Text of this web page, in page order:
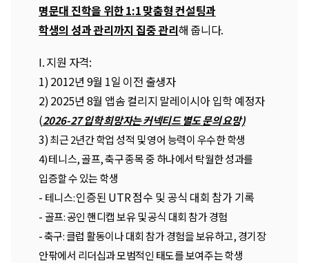
명문대 진학을 위한 1:1 맞춤형 컨설팅과
학생의 성과 관리까지 집중 관리해 줍니다.
I. 지원 자격:
1)2012년 9월 1일 이전 출생자
2)2025년 8월 앱솜 컬리지 말레이시아 입학 예정자
(2026-27 입학 희망자는 커넥티드 별도 문의 요망)
3)최근 2년간 학업 성적 및 영어 능력이 우수한 학생
4)테니스, 골프, 축구 종목 중 하나에서 탁월한 성과를
입증할 수 있는 학생
- 테니스:인증된 UTR 점수 및 공식 대회 참가 기록
-골프: 공인 핸디캡 보유 및 공식 대회 참가 경험
-축구: 클럽 활동이나 대회 참가 경험을 보유하고, 경기장
안팎에서 리더십과 모범적인 태도를 보여주는 학생